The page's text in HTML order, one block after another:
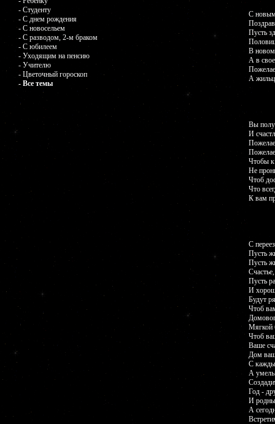
- Студенту
- С днем рождения
- С новосельем
- С разводом, 2-м браком
- С юбилеем
- Уходящим на пенсию
- Учителю
- Цветочный гороскоп
- Все темы
С
Пусть
В новом
А в
А
Вы
И
Чтобы к
Не
Чтоб
Что
К вам
С
Пусть
Пусть
Пусть
И
Будут
Чтоб
Мягкой
Чтоб
Ваше
Дом ваш
С
А
Год -
И
А